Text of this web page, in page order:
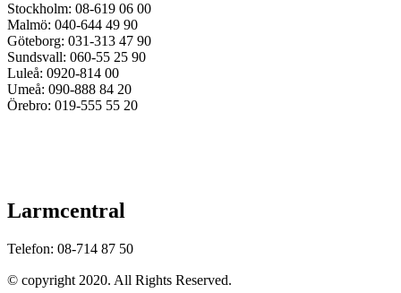
Stockholm: 08-619 06 00
Malmö: 040-644 49 90
Göteborg: 031-313 47 90
Sundsvall: 060-55 25 90
Luleå: 0920-814 00
Umeå: 090-888 84 20
Örebro: 019-555 55 20
Larmcentral
Telefon: 08-714 87 50
© copyright 2020. All Rights Reserved.